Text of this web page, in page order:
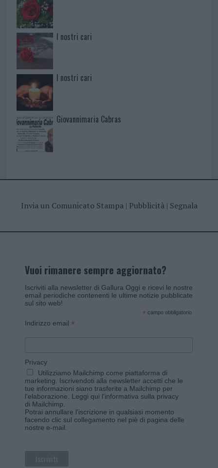
I nostri cari
I nostri cari
Giovannimaria Cabras
Invia un Comunicato Stampa| Pubblicità| Segnala
Vuoi rimanere sempre aggiornato?
Iscriviti alla newsletter di Gallura Oggi e ricevi le nostre
email periodiche contenenti le ultime notizie pubblicate
sul sito web!
* campo obbligatorio
Indirizzo email *
Privacy
Utilizziamo Mailchimp come piattaforma di
marketing. Iscrivendoti alla newsletter accetti che le
tue informazioni siano trasferite a Mailchimp per
l'elaborazione. Leggi qui l'informativa sulla privacy
di Mailchimp
Potrai annullare l'iscrizione in qualsiasi momento
facendo clic sul collegamento nel piè di pagina delle
nostre e-mail.